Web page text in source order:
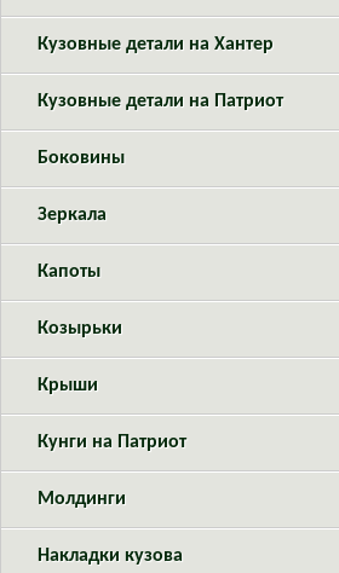
Кузовные детали на Хантер
Кузовные детали на Патриот
Боковины
Зеркала
Капоты
Козырьки
Крыши
Кунги на Патриот
Молдинги
Накладки кузова